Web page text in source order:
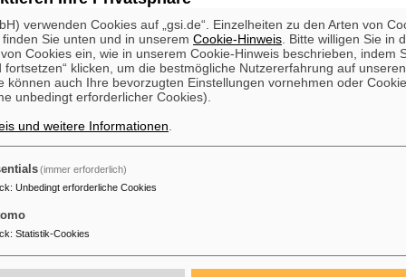
liefert zwei Monate nach Fertigstellung
Ergebnisse
Das Institut für Hochenergiephysik (IHEP) der Chinesischen
Wissenschaften hielt eine Pressekonferenz in Jiangmen City
erfolgreiche Fertigstellung des Jiangmen Underground
bekannt zu geben. Nach mehr als einem Jahrzehnt der
der internationalen Zusammenarbeit ist JUNO nun der
angelegte, hochpräzise Neutrinodetektor der nächsten
Mehr »
von GSI und FAIR ist wieder da!
Unser großformatiger DIN-A2-Kalender bietet eine
verwenden Cookies auf „gsi.de“. Einzelheiten zu den Arten von
Sie unten und in unserem Cookie-Hinweis . Bitte willigen Sie in
Cookies ein, wie in unserem Cookie-Hinweis beschrieben, indem
fortsetzen“ klicken, um die bestmögliche Nutzererfahrung auf
können auch Ihre bevorzugten Einstellungen vornehmen oder
unbedingt erforderlicher Cookies).
und weitere Informationen
(immer erforderlich)
: Unbedingt erforderliche Cookies
: Statistik-Cookies